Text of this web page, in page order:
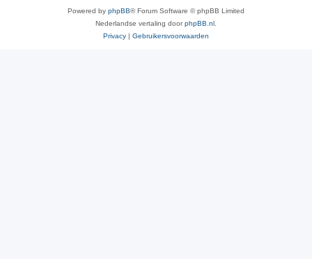
Powered by phpBB® Forum Software © phpBB Limited
Nederlandse vertaling doorphpBB.nl
Privacy | Gebruikersvoorwaarden